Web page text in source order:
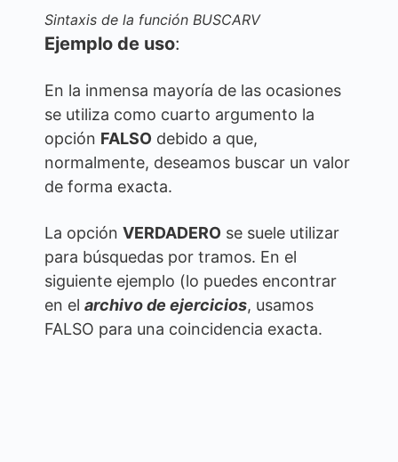
Sintaxis de la función BUSCARV
Ejemplo de uso:
En la inmensa mayoría de las ocasiones
se utiliza como cuarto argumento la
opción FALSO debido a que,
normalmente, deseamos buscar un valor
de forma exacta.
La opción VERDADERO se suele utilizar
para búsquedas por tramos. En el
siguiente ejemplo (lo puedes encontrar
en el archivo de ejercicios, usamos
FALSO para una coincidencia exacta.